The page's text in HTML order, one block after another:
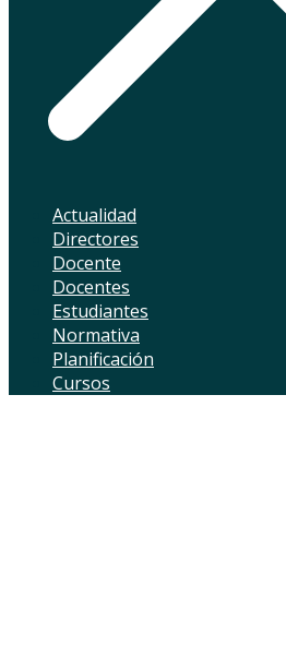
Actualidad
Directores
Docente
Docentes
Estudiantes
Normativa
Planificación
Cursos